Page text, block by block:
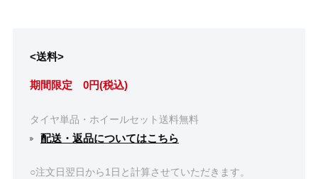
<送料>
期間限定 0円(税込)
タイヤ単品・ホイールセット送料無料
配送・返品についてはこちら
○注文日翌日から1日と計算させていただきます。